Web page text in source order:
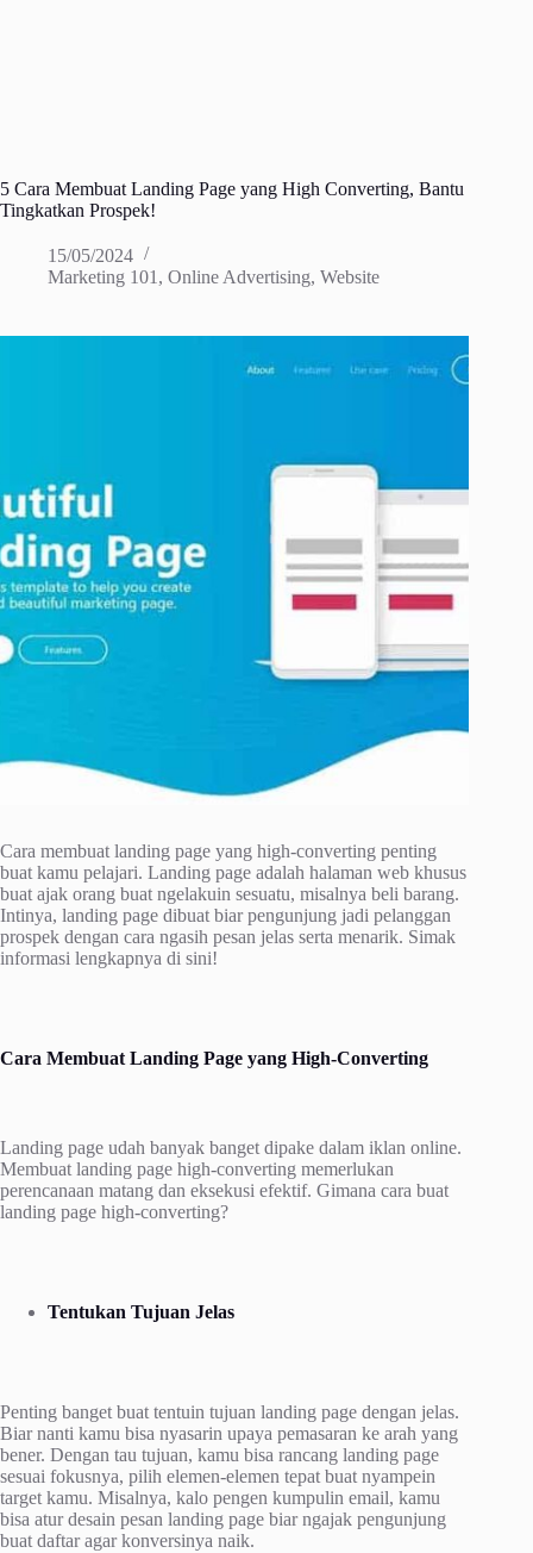
5 Cara Membuat Landing Page yang High Converting, Bantu
Tingkatkan Prospek!
15/05/2024
Marketing 101 , Online Advertising, Website
Cara membuat landing page yang high-converting penting
buat kamu pelajari. Landing page adalah halaman web khusus
buat ajak orang buat ngelakuin sesuatu, misalnya beli barang.
Intinya, landing page dibuat biar pengunjung jadi pelanggan
prospek dengan cara ngasih pesan jelas serta menarik. Simak
informasi lengkapnya di sini!
Cara Membuat Landing Page yang High-Converting
Landing page udah banyak banget dipake dalam iklan online.
Membuat landing page high-converting memerlukan
perencanaan matang dan eksekusi efektif. Gimana cara buat
landing page high-converting?
Tentukan Tujuan Jelas
Penting banget buat tentuin tujuan landing page dengan jelas.
Biar nanti kamu bisa nyasarin upaya pemasaran ke arah yang
bener. Dengan tau tujuan, kamu bisa rancang landing page
sesuai fokusnya, pilih elemen-elemen tepat buat nyampein
target kamu. Misalnya, kalo pengen kumpulin email, kamu
bisa atur desain pesan landing page biar ngajak pengunjung
buat daftar agar konversinya naik.